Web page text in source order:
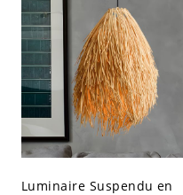
22,5 po
Luminaire Suspendu en